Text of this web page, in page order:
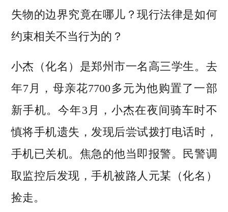
失物的边界究竟在哪儿？现行法律是如何
约束相关不当行为的？
小杰（化名）是郑州市一名高三学生。去
年7月，母亲花7700多元为他购置了一部
新手机。今年3月，小杰在夜间骑车时不
慎将手机遗失，发现后尝试拨打电话时，
手机已关机。焦急的他当即报警。民警调
取监控后发现，手机被路人元某（化名）
捡走。